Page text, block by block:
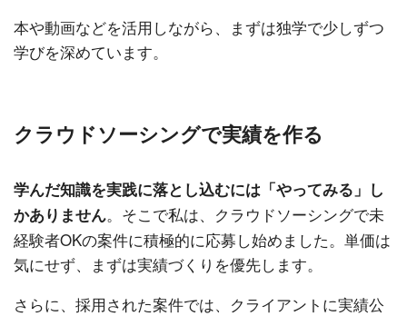
本や動画などを活用しながら、まずは独学で少しずつ
学びを深めています。
クラウドソーシングで実績を作る
学んだ知識を実践に落とし込むには「やってみる」し
かありません。そこで私は、クラウドソーシングで未
経験者OKの案件に積極的に応募し始めました。単価は
気にせず、まずは実績づくりを優先します。
さらに、採用された案件では、クライアントに実績公